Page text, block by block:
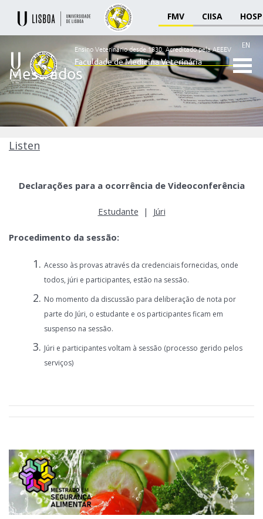
FMV CIISA
Ensino
Veterinário
desde
Faculdade
de
EN
Ensino Veterinário desde 1830.Acreditado pela AEEEV
Faculdade de Medicina Veterinária
Mestrados
Listen
Declarações para a ocorrência de Videoconferência
Estudante | Júri
Procedimento da sessão:
Acesso às provas através da credenciais fornecidas, onde
todos, júri e participantes, estão na sessão.
No momento da discussão para deliberação de nota por
parte do Júri, o estudante e os participantes ficam em
suspenso na sessão.
Júri e participantes voltam à sessão (processo gerido pelos
serviços)